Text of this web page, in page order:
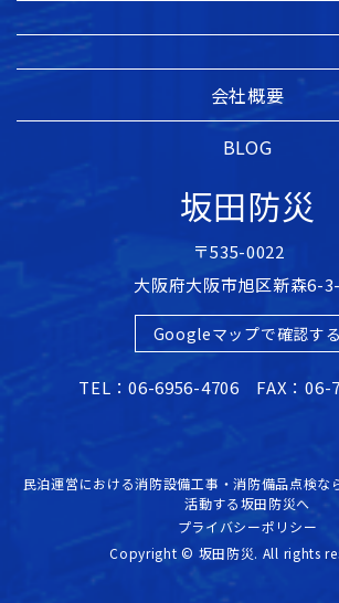
会社概要
BLOG
坂田防災
〒535-0022
大阪府大阪市旭区新森6-
Googleマップで確認する
TEL：06-6956-4706 FAX：06-
民泊運営における消防設備工事・消防備品点検な
活動する坂田防災へ
プライバシーポリシー
Copyright © 坂田防災. All rights